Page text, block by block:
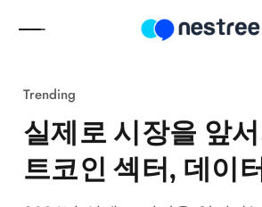
Trending
실제로 시장을 앞
트코인 섹터, 데이